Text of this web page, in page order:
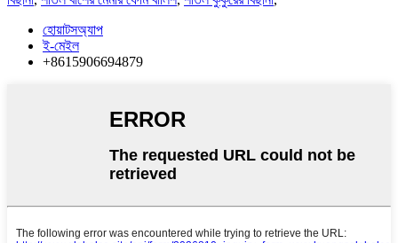
হোয়াটসঅ্যাপ
ই-মেইল
+8615906694879